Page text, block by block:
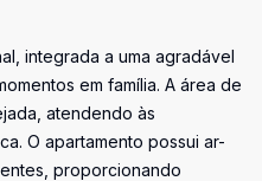
integrada a uma agradável
em família. A área de
atendendo às
O apartamento possui ar-
proporcionando